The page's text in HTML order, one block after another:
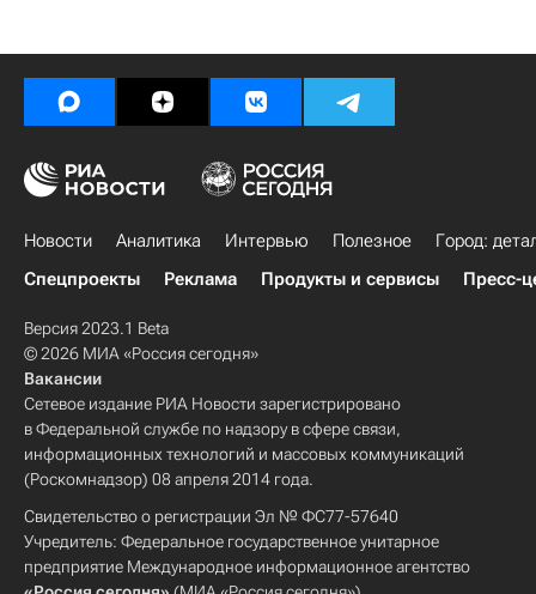
Новости Аналитика Интервью Полезное
Город:
Спецпроекты
Реклама Продукты и сервисы Пресс-
Версия 2023.1 Beta
© 2026 МИА «Россия сегодня»
Вакансии
Сетевое издание РИА Новости зарегистрировано
в Федеральной службе по надзору в сфере связи,
информационных технологий и массовых коммуникаций
(Роскомнадзор) 08 апреля 2014 года.
Свидетельство о регистрации Эл № ФС77-57640
Учредитель: Федеральное государственное унитарное
предприятие Международное информационное агентство